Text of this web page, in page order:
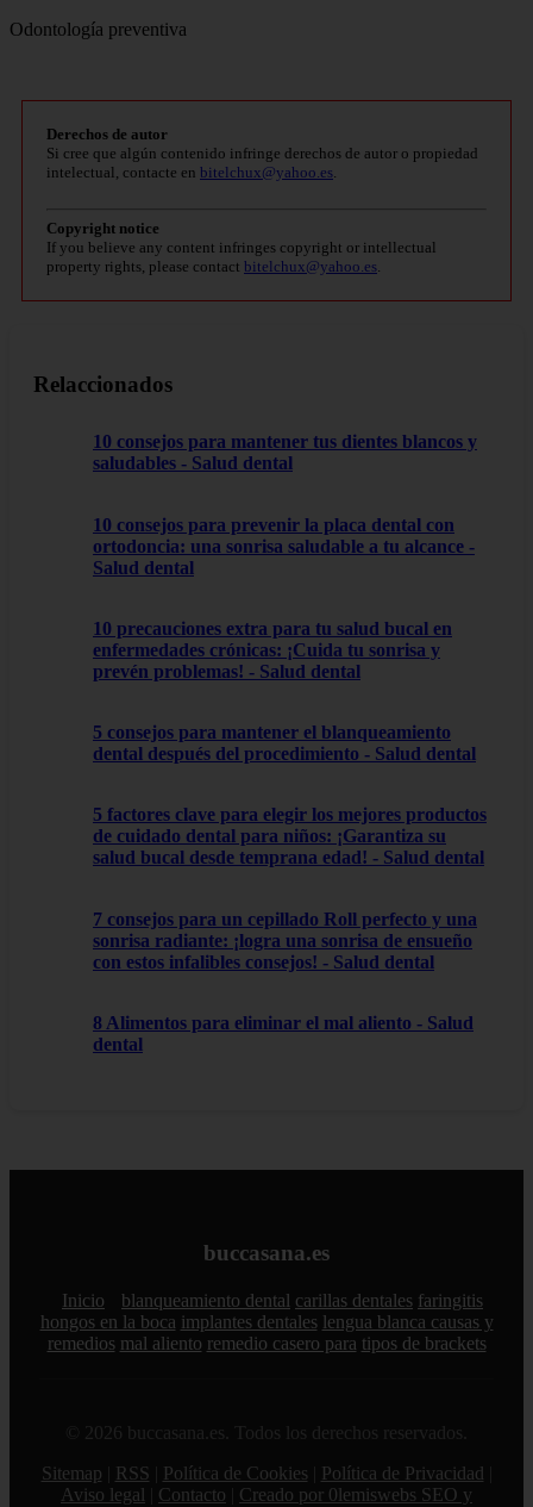
Odontología preventiva
Derechos de autor
Si cree que algún contenido infringe derechos de autor o propiedad
intelectual, contacte en bitelchux@yahoo.es
Copyright notice
If you believe any content infringes copyright or intellectual
property rights, please contact bitelchux@yahoo.es
Relaccionados
10 consejos para mantener tus dientes blancos y
saludables - Salud dental
10 consejos para prevenir la placa dental con
ortodoncia: una sonrisa saludable a tu alcance -
Salud dental
10 precauciones extra para tu salud bucal en
enfermedades crónicas: ¡Cuida tu sonrisa y
prevén problemas! - Salud dental
5 consejos para mantener el blanqueamiento
dental después del procedimiento - Salud dental
5 factores clave para elegir los mejores productos
de cuidado dental para niños: ¡Garantiza su
salud bucal desde temprana edad! - Salud dental
7 consejos para un cepillado Roll perfecto y una
sonrisa radiante: ¡logra una sonrisa de ensueño
con estos infalibles consejos! - Salud dental
8 Alimentos para eliminar el mal aliento - Salud
dental
buccasana.es
Inicio blanqueamiento dental carillas dentales faringitis
hongos en la boca implantes dentales lengua blanca causas y
remedios mal aliento remedio casero para tipos de brackets
© 2026 buccasana.es. Todos los derechos reservados.
Sitemap
RSS Política de Cookies Política de Privacidad
Aviso legal
Contacto
Creado por 0lemiswebs SEO y